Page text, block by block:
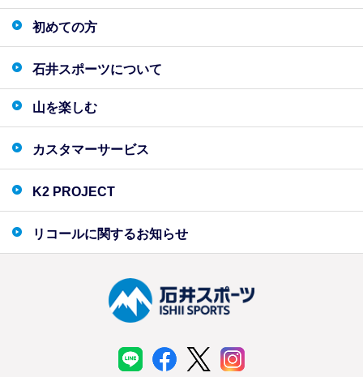
初めての方
石井スポーツについて
山を楽しむ
カスタマーサービス
K2 PROJECT
リコールに関するお知らせ